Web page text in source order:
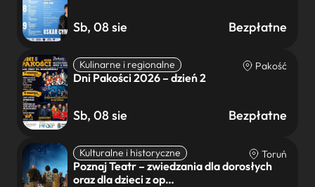
Sb, 08 sie Bezpłatne
Kulinarne i regionalne Pakość
Dni Pakości 2026 – dzień 2
Sb, 08 sie Bezpłatne
Kulturalne i historyczne Toruń
Poznaj Teatr – zwiedzania dla dorosłych
oraz dla dzieci z op…